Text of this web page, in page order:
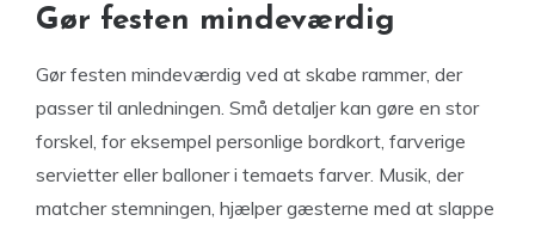
Gør festen mindeværdig
Gør festen mindeværdig ved at skabe rammer, der
passer til anledningen. Små detaljer kan gøre en stor
forskel, for eksempel personlige bordkort, farverige
servietter eller balloner i temaets farver. Musik, der
matcher stemningen, hjælper gæsterne med at slappe